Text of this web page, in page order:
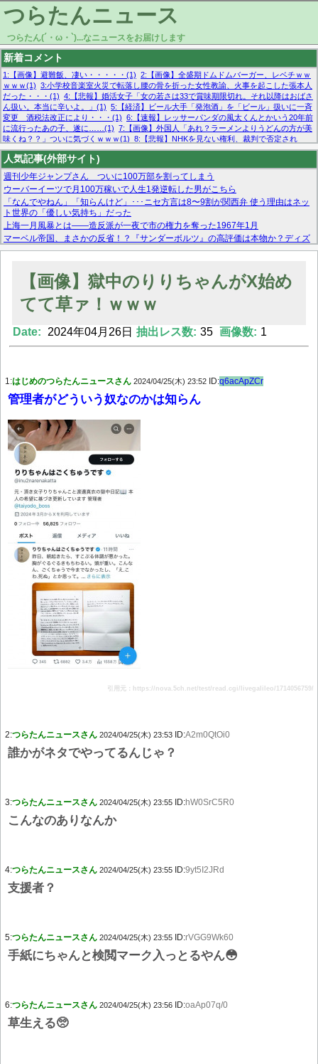
つらたんニュース
つらたん(´・ω・`)...なニュースをお届けします
新着コメント
1:【画像】避難飯、凄い・・・・・(1) 2:【画像】全盛期ドムドムバーガー、レベチｗｗ
ｗｗｗ(1) 3:小学校音楽室火災で転落し腰の骨を折った女性教諭、火事を起こした張本人
だった・・・(1) 4:【悲報】婚活女子「女の若さは33で賞味期限切れ。それ以降はおばさ
ん扱い。本当に辛いよ。」(1) 5:【経済】ビール大手「発泡酒」を「ビール」扱いに一斉
変更 酒税法改正により・・・(1) 6:【速報】レッサーパンダの風太くんとかいう20年前
に流行ったあの子、遂に……(1) 7:【画像】外国人「あれ？ラーメンよりうどんの方が美
味くね？？」ついに気づくｗｗｗ(1) 8:【悲報】NHKを見ない権利、裁判で否定され
る・・・(1) 9:欧州委員長「原発縮小は間違いでした」(1) 10:【悲報】日本企業の人手不
足、限界突破 52%「正社員も足りてません…」(1)
人気記事(外部サイト)
週刊少年ジャンプさん ついに100万部を割ってしまう
ウーバーイーツで月100万稼いで人生1発逆転した男がこちら
「なんでやねん」「知らんけど」･･･ニセ方言は8〜9割が関西弁 使う理由はネッ
ト世界の「優しい気持ち」だった
上海一月風暴とは——造反派が一夜で市の権力を奪った1967年1月
マーベル帝国、まさかの反省！？『サンダーボルツ』の高評価は本物か？ディズ
ニーCEOの「量より質」宣言の裏で渦巻くファンの本音とMCUの未来を徹底考
【モー娘。石田亜佑美】ファーストテイク出演も新規獲得ならず？北川莉央が1
【画像あり】FacebookとかTwitterで拾ったエロ画像貼ってくよ
【画像】獄中のりりちゃんがX始め
てて草ァ！ｗｗｗ
Date: 2024年04月26日 抽出レス数: 35 画像数: 1
1:はじめのつらたんニュースさん 2024/04/25(木) 23:52 ID:q6acApZCr
管理者がどういう奴なのかは知らん
引用元：https://nova.5ch.net/test/read.cgi/livegalileo/1714056759/
2:つらたんニュースさん 2024/04/25(木) 23:53 ID:A2m0QtOi0
誰かがネタでやってるんじゃ？
3:つらたんニュースさん 2024/04/25(木) 23:55 ID:hW0SrC5R0
こんなのありなんか
4:つらたんニュースさん 2024/04/25(木) 23:55 ID:9yt5I2JRd
支援者？
5:つらたんニュースさん 2024/04/25(木) 23:55 ID:rVGG9Wk60
手紙にちゃんと検閲マーク入っとるやん😳
6:つらたんニュースさん 2024/04/25(木) 23:56 ID:oaAp07q/0
草生える🥺